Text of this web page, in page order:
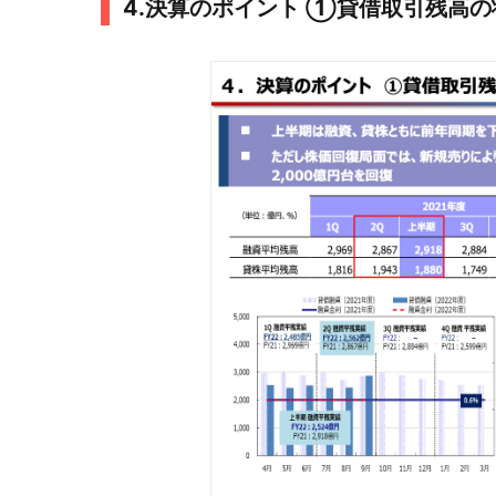
4.決算のポイント ①貸借取引残高の